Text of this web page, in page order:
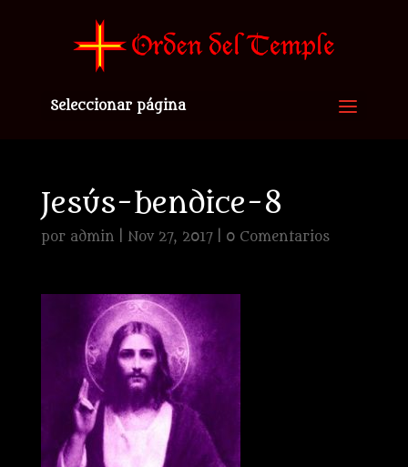
Seleccionar página
Jesús-bendice-8
por admin Nov 27, 2017| 0 Comentarios